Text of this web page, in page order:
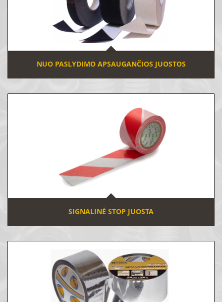
NUO PASLYDIMO APSAUGANČIOS JUOSTOS
SIGNALINĖ STOP JUOSTA